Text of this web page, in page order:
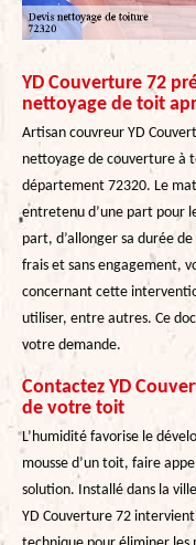
YD Couverture 72
nettoyage de toit
Artisan couvreur YD
nettoyage de couverture à
département 72320. Le
entretenu d’une part pour
part, d’allonger sa durée
frais et sans engagement,
concernant cette
utiliser, entre autres. Ce
votre demande.
Contactez YD
de votre toit
L’humidité favorise le
mousse d’un toit, faire
solution. Installé dans la
YD Couverture 72